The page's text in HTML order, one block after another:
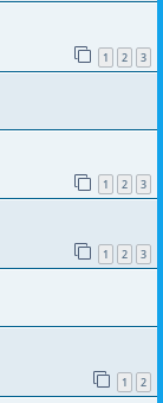
1 2 3
1 2 3
1 2 3
1 2